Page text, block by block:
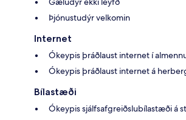
Þjónustudýr velkomin
Internet
Ókeypis þráðlaust internet í
Ókeypis þráðlaust internet á
Bílastæði
Ókeypis sjálfsafgreiðslubílastæði á